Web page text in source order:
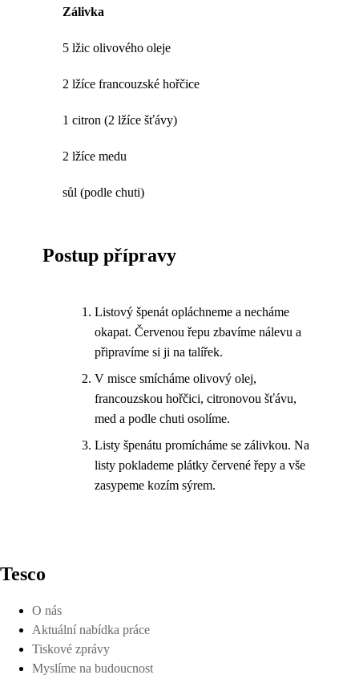
Zálivka
5 lžic olivového oleje
2 lžíce francouzské hořčice
1 citron (2 lžíce šťávy)
2 lžíce medu
sůl (podle chuti)
Postup přípravy
Listový špenát opláchneme a necháme
okapat. Červenou řepu zbavíme nálevu a
připravíme si ji na talířek.
V misce smícháme olivový olej,
francouzskou hořčici, citronovou šťávu,
med a podle chuti osolíme.
Listy špenátu promícháme se zálivkou. Na
listy poklademe plátky červené řepy a vše
zasypeme kozím sýrem.
Tesco
O nás
Aktuální nabídka práce
Tiskové zprávy
Myslíme na budoucnost